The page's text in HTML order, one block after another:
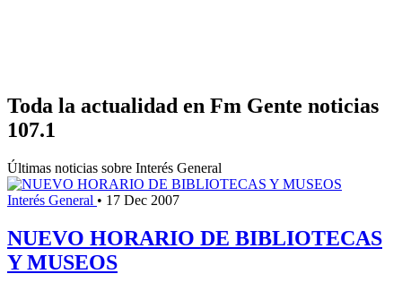
Toda la actualidad en Fm Gente noticias
107.1
Últimas noticias sobre Interés General
Interés General • 17 Dec 2007
NUEVO HORARIO DE BIBLIOTECAS
Y MUSEOS